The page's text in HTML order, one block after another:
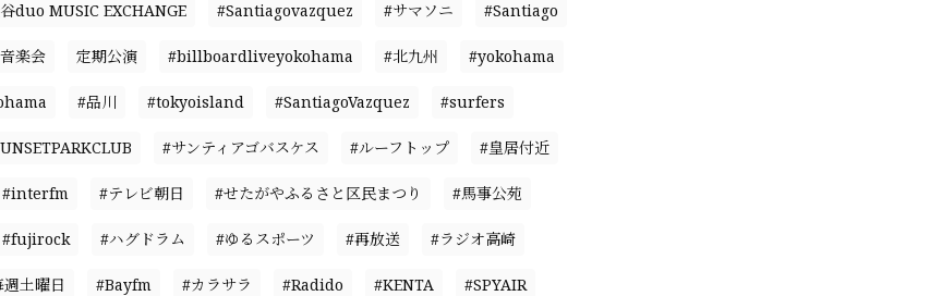
duo MUSIC EXCHANGE #Santiagovazquez #サマソニ #Santiago
楽会 定期公演 #billboardliveyokohama #北九州 #yokohama
#品川 #tokyoisland #SantiagoVazquez #surfers
#サンティアゴバスケス #ルーフトップ #皇居付近
#interfm #テレビ朝日 #せたがやふるさと区民まつり #馬事公苑
#fujirock #ハグドラム #ゆるスポーツ #再放送 #ラジオ高崎
土曜日 #Bayfm #カラサラ #Radido #KENTA #SPYAIR